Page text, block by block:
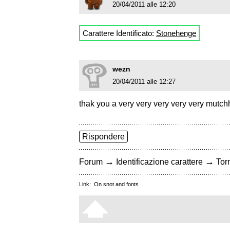
20/04/2011 alle 12:20
Carattere Identificato: Stonehenge
wezn
20/04/2011 alle 12:27
thak you a very very very very very
Rispondere
Forum → Identificazione carattere →
Link: On snot and fonts